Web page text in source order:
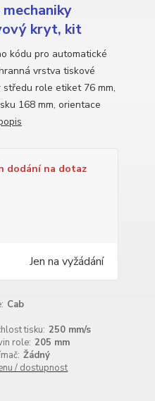
kryt, kit
kódu pro automatické
vrstva tiskové
středu role etiket 76 mm,
168 mm, orientace
dodání na dotaz
Jen na vyžádání
Cab
tisku: 250 mm/s
role: 205 mm
Žádný
/ dostupnost